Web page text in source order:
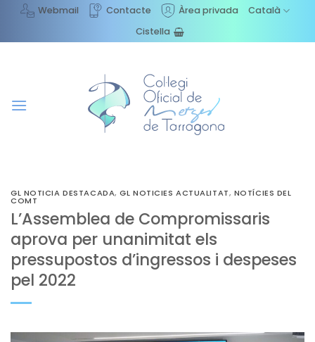
content
Webmail Contacte Àrea privada
Català
Cistella
GL NOTICIA DESTACADA,GL NOTICIES ACTUALITAT, NOTÍCIES DEL
COMT
L’Assemblea de Compromissaris
aprova per unanimitat els
pressupostos d’ingressos i despeses
pel 2022